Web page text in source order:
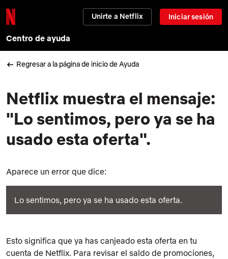
Unirte a Netflix Iniciar sesión
Centro de ayuda
Regresar a la página de inicio de Ayuda
Netflix muestra el mensaje:
"Lo sentimos, pero ya se ha
usado esta oferta".
Aparece un error que dice:
Lo sentimos, pero ya se ha usado esta oferta.
Esto significa que ya has canjeado esta oferta en tu
cuenta de Netflix. Para revisar el saldo de promociones,